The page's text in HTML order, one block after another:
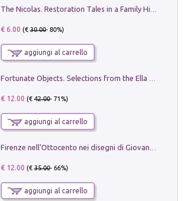
€ 6.00 (€30.00- 80%)
aggiungi al carrello
€ 12.00 (€42.00- 71%)
aggiungi al carrello
€ 12.00 (€35.00- 66%)
aggiungi al carrello